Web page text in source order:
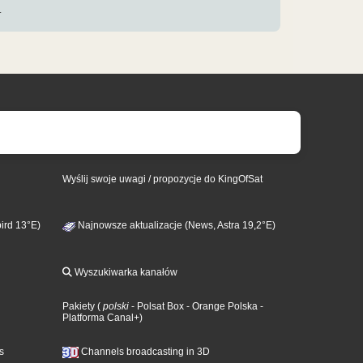
.
Wyślij swoje uwagi / propozycje do KingOfSat
13°E) Najnowsze aktualizacje (News, Astra 19,2°E)
Wyszukiwarka kanałów
Pakiety ( polski - Polsat Box - Orange Polska -
Platforma Canal+)
Channels broadcasting in 3D